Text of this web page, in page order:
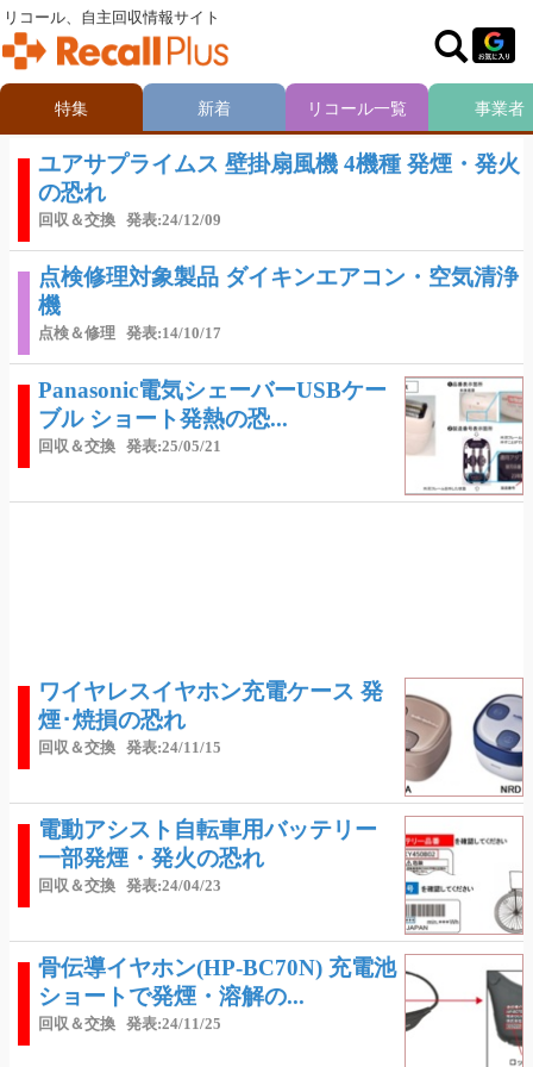
ユアサプライムス 壁掛扇風機 4機種 発煙・発火
の恐れ
回収＆交換 発表:24/12/09
点検修理対象製品 ダイキンエアコン・空気清浄
機
点検＆修理 発表:14/10/17
Panasonic電気シェーバーUSBケー
ブル ショート発熱の恐...
回収＆交換 発表:25/05/21
ワイヤレスイヤホン充電ケース 発
煙･焼損の恐れ
回収＆交換 発表:24/11/15
電動アシスト自転車用バッテリー
一部発煙・発火の恐れ
回収＆交換 発表:24/04/23
骨伝導イヤホン(HP-BC70N) 充電池
ショートで発煙・溶解の...
回収＆交換 発表:24/11/25
リコール、自主回収情報サイト
特集 新着 リコール一覧 事業者